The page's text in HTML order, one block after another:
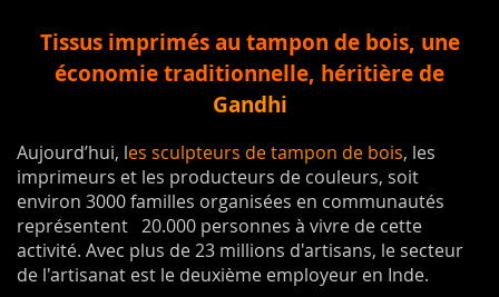
Tissus imprimés au tampon de bois, une
économie traditionnelle, héritière de
Gandhi
Aujourd’hui, les sculpteurs de tampon de bois, les
imprimeurs et les producteurs de couleurs, soit
environ 3000 familles organisées en communautés
représentent 20.000 personnes à vivre de cette
activité. Avec plus de 23 millions d'artisans, le secteur
de l'artisanat est le deuxième employeur en Inde.